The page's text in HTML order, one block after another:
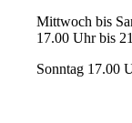
Mittwoch bis
17.00 Uhr bis
Sonntag 17.00